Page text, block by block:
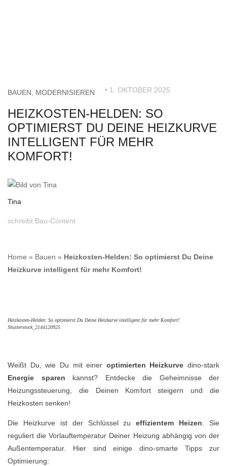
BAUEN MODERNISIEREN • 1. OKTOBER 2025
HEIZKOSTEN-HELDEN: SO
OPTIMIERST DU DEINE HEIZKURVE
INTELLIGENT FÜR MEHR
KOMFORT!
Tina
schreibt Bau-Content
Home » Bauen » Heizkosten-Helden: So optimierst Du Deine
Heizkurve intelligent für mehr Komfort!
Heizkosten-Helden: So optimierst Du Deine Heizkurve intelligent für mehr Komfort!
Shutterstock_2144120925
Weißt Du, wie Du mit einer optimierten Heizkurve dino-stark
Energie sparen kannst? Entdecke die Geheimnisse der
Heizungssteuerung, die Deinen Komfort steigern und die
Heizkosten senken!
Die Heizkurve ist der Schlüssel zueffizientem Heizen. Sie
reguliert die Vorlauftemperatur Deiner Heizung abhängig von der
Außentemperatur. Hier sind einige dino-smarte Tipps zur
Optimierung: